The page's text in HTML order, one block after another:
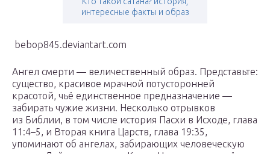
интересные факты и образ
bebop845.deviantart.com
Ангел смерти — величественный образ. Представьте:
существо, красивое мрачной потусторонней
красотой, чьё единственное предназначение —
забирать чужие жизни. Несколько отрывков
из Библии, в том числе история Пасхи в Исходе, глава
11:4–5, и Вторая книга Царств, глава 19:35,
упоминают об ангелах, забирающих человеческую